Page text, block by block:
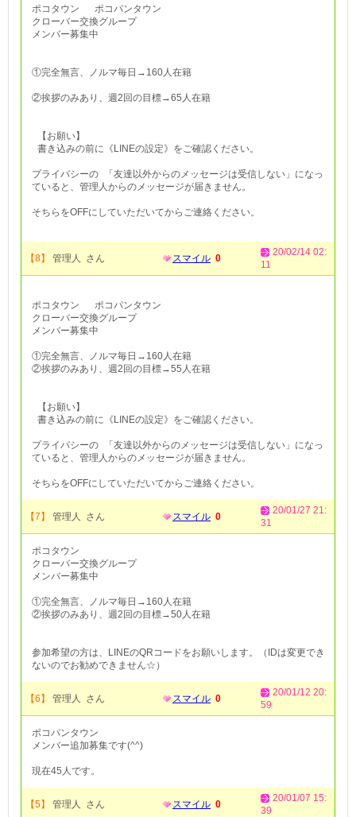
ポコタウン ポコパンタウン
クローバー交換グループ
メンバー募集中
①完全無言、ノルマ毎日→160人在籍
②挨拶のみあり、週2回の目標→65人在籍
【お願い】
書き込みの前に《LINEの設定》をご確認ください。
プライバシーの 「友達以外からのメッセージは受信しない」になっ
ていると、管理人からのメッセージが届きません。
そちらをOFFにしていただいてからご連絡ください。
【8】 管理人 さん スマイル 0
20/02/14 02:
11
ポコタウン ポコパンタウン
クローバー交換グループ
メンバー募集中
①完全無言、ノルマ毎日→160人在籍
②挨拶のみあり、週2回の目標→55人在籍
【お願い】
書き込みの前に《LINEの設定》をご確認ください。
プライバシーの 「友達以外からのメッセージは受信しない」になっ
ていると、管理人からのメッセージが届きません。
そちらをOFFにしていただいてからご連絡ください。
【7】 管理人 さん スマイル 0
20/01/27 21:
31
ポコタウン
クローバー交換グループ
メンバー募集中
①完全無言、ノルマ毎日→160人在籍
②挨拶のみあり、週2回の目標→50人在籍
参加希望の方は、LINEのQRコードをお願いします。（IDは変更でき
ないのでお勧めできません☆）
【6】 管理人 さん スマイル 0
20/01/12 20:
59
ポコパンタウン
メンバー追加募集です(^^)
現在45人です。
【5】 管理人 さん スマイル 0
20/01/07 15:
39